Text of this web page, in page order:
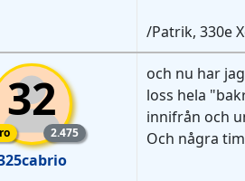
/Patrik, 330e
32
Pro-medlem
2.475
och nu har
loss hela
innifrån och
Och några